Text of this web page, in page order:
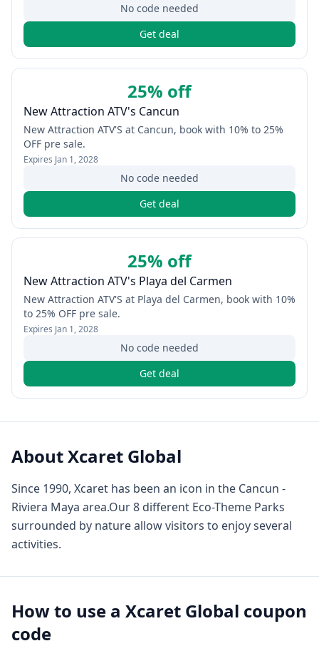
No code needed
Get deal
25% off
New Attraction ATV's Cancun
New Attraction ATV'S at Cancun, book with 10% to 25%
OFF pre sale.
Expires Jan 1, 2028
No code needed
Get deal
25% off
New Attraction ATV's Playa del Carmen
New Attraction ATV'S at Playa del Carmen, book with 10%
to 25% OFF pre sale.
Expires Jan 1, 2028
No code needed
Get deal
AboutXcaret Global
Since 1990, Xcaret has been an icon in the Cancun -
Riviera Maya area.Our 8 different Eco-Theme Parks
surrounded by nature allow visitors to enjoy several
activities.
How to use a Xcaret Global coupon
code